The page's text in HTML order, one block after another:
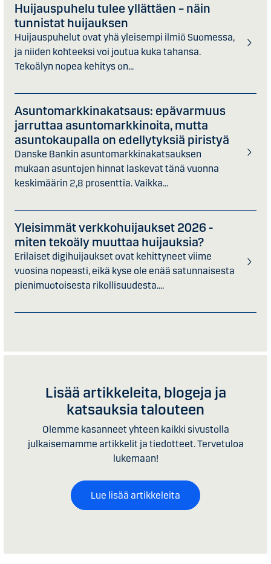
Huijauspuhelu tulee yllättäen – näin
tunnistat huijauksen
Huijauspuhelut ovat yhä yleisempi ilmiö Suomessa,
ja niiden kohteeksi voi joutua kuka tahansa.
Tekoälyn nopea kehitys on...
Asuntomarkkinakatsaus: epävarmuus
jarruttaa asuntomarkkinoita, mutta
asuntokaupalla on edellytyksiä piristyä
Danske Bankin asuntomarkkinakatsauksen
mukaan asuntojen hinnat laskevat tänä vuonna
keskimäärin 2,8 prosenttia. Vaikka...
Yleisimmät verkkohuijaukset 2026 -
miten tekoäly muuttaa huijauksia?
Erilaiset digihuijaukset ovat kehittyneet viime
vuosina nopeasti, eikä kyse ole enää satunnaisesta
pienimuotoisesta rikollisuudesta....
Lisää artikkeleita, blogeja ja
katsauksia talouteen
Olemme kasanneet yhteen kaikki sivustolla
julkaisemamme artikkelit ja tiedotteet. Tervetuloa
lukemaan!
Lue lisää artikkeleita